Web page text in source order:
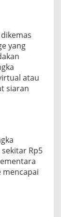
yang
atau
siaran
Rp5
mencapai